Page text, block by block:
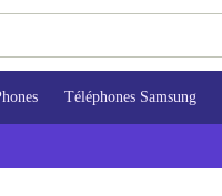
Téléphones Samsung